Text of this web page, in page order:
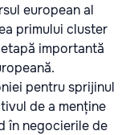
european al
primului cluster
importantă
pentru sprijinul
de a menține
în negocierile de